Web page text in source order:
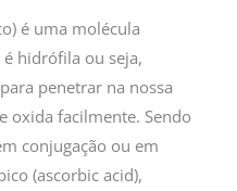
é uma molécula
hidrófila ou seja,
penetrar na nossa
oxida facilmente. Sendo
conjugação ou em
(ascorbic acid),